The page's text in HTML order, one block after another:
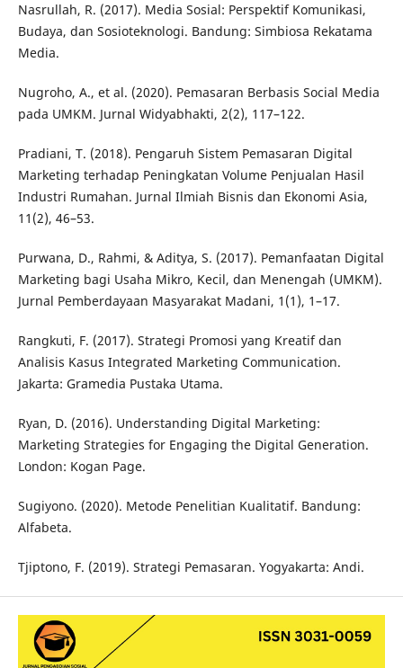
Nasrullah, R. (2017). Media Sosial: Perspektif Komunikasi,
Budaya, dan Sosioteknologi. Bandung: Simbiosa Rekatama
Media.
Nugroho, A., et al. (2020). Pemasaran Berbasis Social Media
pada UMKM. Jurnal Widyabhakti, 2(2), 117–122.
Pradiani, T. (2018). Pengaruh Sistem Pemasaran Digital
Marketing terhadap Peningkatan Volume Penjualan Hasil
Industri Rumahan. Jurnal Ilmiah Bisnis dan Ekonomi Asia,
11(2), 46–53.
Purwana, D., Rahmi, & Aditya, S. (2017). Pemanfaatan Digital
Marketing bagi Usaha Mikro, Kecil, dan Menengah (UMKM).
Jurnal Pemberdayaan Masyarakat Madani, 1(1), 1–17.
Rangkuti, F. (2017). Strategi Promosi yang Kreatif dan
Analisis Kasus Integrated Marketing Communication.
Jakarta: Gramedia Pustaka Utama.
Ryan, D. (2016). Understanding Digital Marketing:
Marketing Strategies for Engaging the Digital Generation.
London: Kogan Page.
Sugiyono. (2020). Metode Penelitian Kualitatif. Bandung:
Alfabeta.
Tjiptono, F. (2019). Strategi Pemasaran. Yogyakarta: Andi.